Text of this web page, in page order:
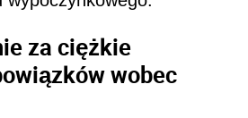
za ciężkie
wobec